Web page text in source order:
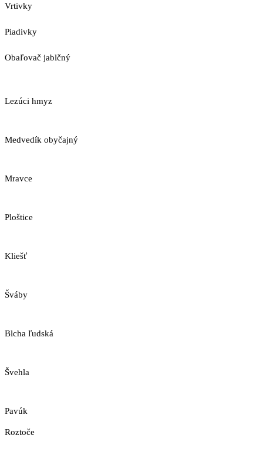
Vrtivky
Piadivky
Obaľovač jablčný
Lezúci hmyz
Medvedík obyčajný
Mravce
Ploštice
Kliešť
Šváby
Blcha ľudská
Švehla
Pavúk
Roztoče